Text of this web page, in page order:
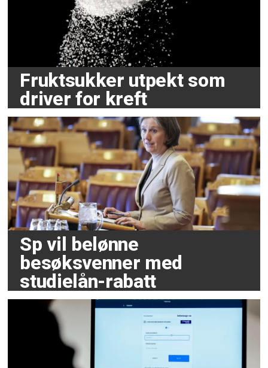
Fruktsukker utpekt som
driver for kreft
Sp vil belønne
besøksvenner med
studielån-rabatt